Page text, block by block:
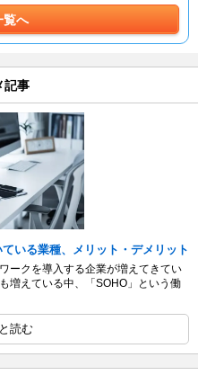
覧へ
記事
いる業種、メリット・デメリット
ークを導入する企業が増えてきてい
増えている中、「SOHO」という働
読む